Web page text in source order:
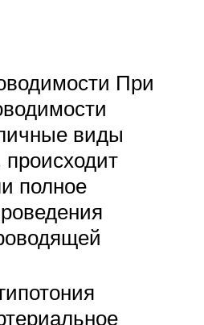
При
виды
полное